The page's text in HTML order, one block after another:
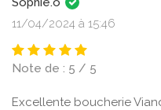
11/04/2024 à 15:46
Note de : 5 / 5
Excellente boucherie